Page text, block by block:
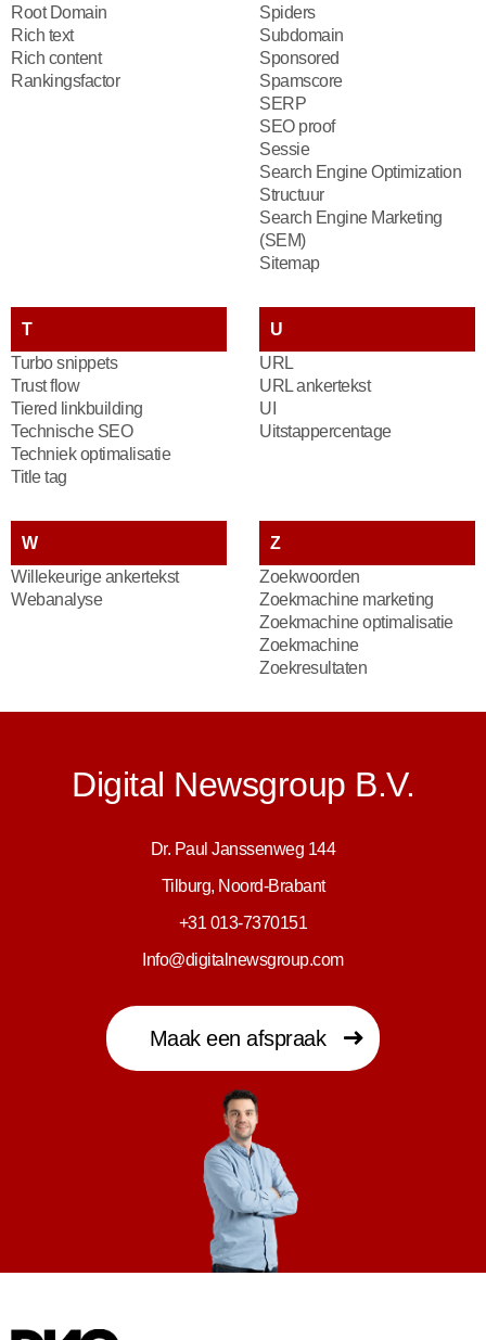
Root Domain
Rich text
Rich content
Rankingsfactor
Spiders
Subdomain
Sponsored
Spamscore
SERP
SEO proof
Sessie
Search Engine Optimization
Structuur
Search Engine Marketing
(SEM)
Sitemap
T
Turbo snippets
Trust flow
Tiered linkbuilding
Technische SEO
Techniek optimalisatie
Title tag
U
URL
URL ankertekst
UI
Uitstappercentage
W
Willekeurige ankertekst
Webanalyse
Z
Zoekwoorden
Zoekmachine marketing
Zoekmachine optimalisatie
Zoekmachine
Zoekresultaten
Digital Newsgroup B.V.
Dr. Paul Janssenweg 144
Tilburg, Noord-Brabant
+31 013-7370151
Info@digitalnewsgroup.com
Maak een afspraak